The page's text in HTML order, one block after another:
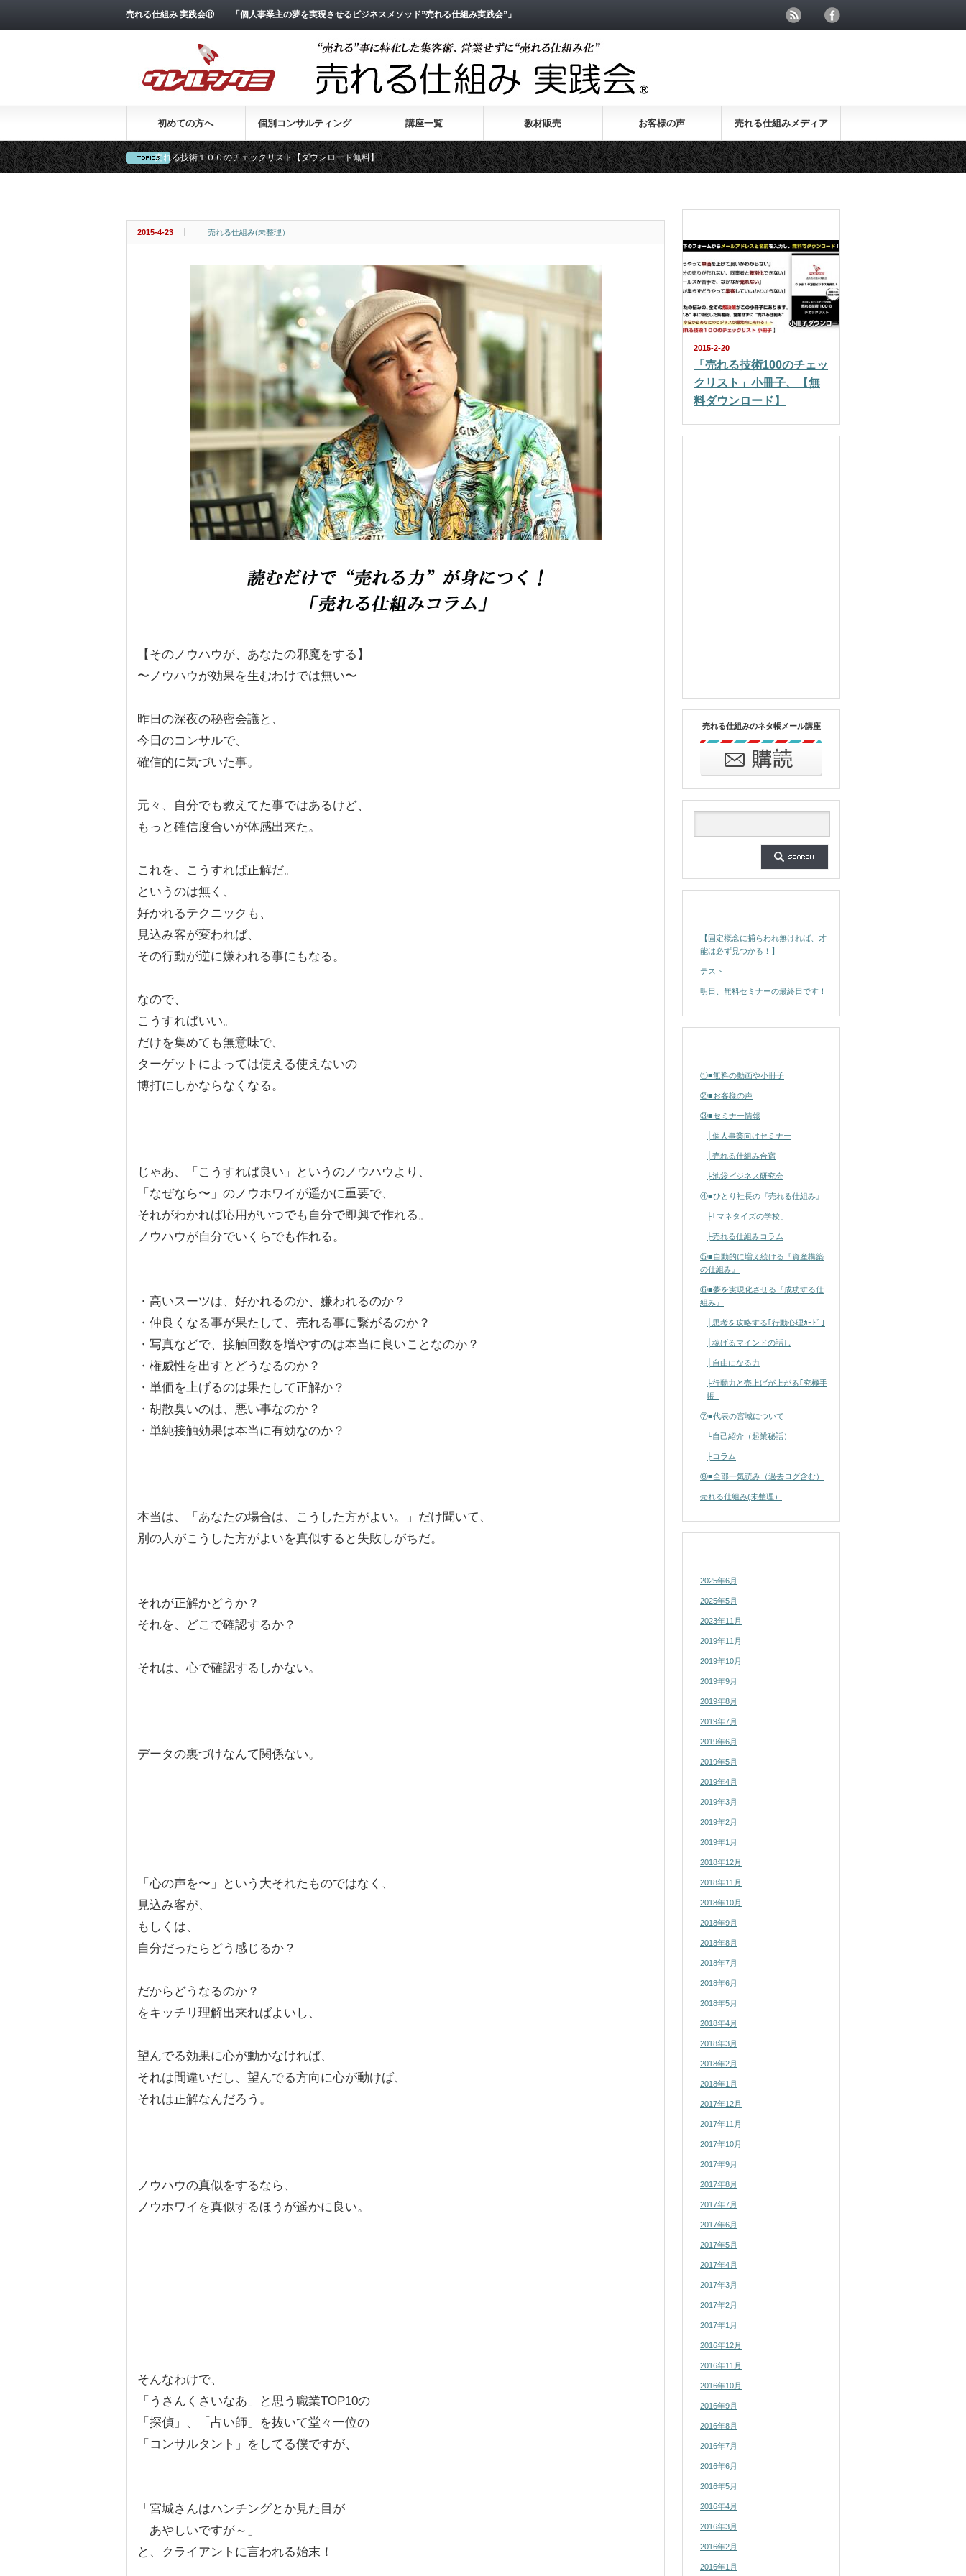
売れる仕組み 実践会Ⓡ 「個人事業主の夢を実現させるビジネスメソッド”売れる仕組み実践会”」
初めての方へ 個別コンサルティング 講座一覧 教材販売 お客様の声 売れる仕組みメディア
売れる技術１００のチェックリスト【ダウンロード無料】
2015-4-23 売れる仕組み(未整理）
【そのノウハウが、あなたの邪魔をする】
〜ノウハウが効果を生むわけでは無い〜
昨日の深夜の秘密会議と、
今日のコンサルで、
確信的に気づいた事。
元々、自分でも教えてた事ではあるけど、
もっと確信度合いが体感出来た。
これを、こうすれば正解だ。
というのは無く、
好かれるテクニックも、
見込み客が変われば、
その行動が逆に嫌われる事にもなる。
なので、
こうすればいい。
だけを集めても無意味で、
ターゲットによっては使える使えないの
博打にしかならなくなる。
じゃあ、「こうすれば良い」というのノウハウより、
「なぜなら〜」のノウホワイが遥かに重要で、
それがわかれば応用がいつでも自分で即興で作れる。
ノウハウが自分でいくらでも作れる。
・高いスーツは、好かれるのか、嫌われるのか？
・仲良くなる事が果たして、売れる事に繋がるのか？
・写真などで、接触回数を増やすのは本当に良いことなのか？
・権威性を出すとどうなるのか？
・単価を上げるのは果たして正解か？
・胡散臭いのは、悪い事なのか？
・単純接触効果は本当に有効なのか？
本当は、「あなたの場合は、こうした方がよい。」だけ聞いて、
別の人がこうした方がよいを真似すると失敗しがちだ。
それが正解かどうか？
それを、どこで確認するか？
それは、心で確認するしかない。
データの裏づけなんて関係ない。
「心の声を〜」という大それたものではなく、
見込み客が、
もしくは、
自分だったらどう感じるか？
だからどうなるのか？
をキッチリ理解出来ればよいし、
望んでる効果に心が動かなければ、
それは間違いだし、望んでる方向に心が動けば、
それは正解なんだろう。
ノウハウの真似をするなら、
ノウホワイを真似するほうが遥かに良い。
そんなわけで、
「うさんくさいなあ」と思う職業TOP10の
「探偵」、「占い師」を抜いて堂々一位の
「コンサルタント」をしてる僕ですが、
「宮城さんはハンチングとか見た目が
あやしいですが～」
と、クライアントに言われる始末！
2015-2-20
「売れる技術100のチェッ
クリスト」小冊子、【無
料ダウンロード】
売れる仕組みのネタ帳メール講座
【固定概念に捕らわれ無ければ、才
能は必ず見つかる！】
テスト
明日、無料セミナーの最終日です！
①■無料の動画や小冊子
②■お客様の声
③■セミナー情報
├個人事業向けセミナー
├売れる仕組み合宿
├池袋ビジネス研究会
④■ひとり社長の『売れる仕組み』
├｢マネタイズの学校」
├売れる仕組みコラム
⑤■自動的に増え続ける『資産構築
の仕組み』
⑥■夢を実現化させる『成功する仕
組み』
├思考を攻略する｢行動心理ｶｰﾄﾞ｣
├稼げるマインドの話し
├自由になる力
├行動力と売上げが上がる｢究極手
帳｣
⑦■代表の宮城について
└自己紹介（起業秘話）
├コラム
⑧■全部一気読み（過去ログ含む）
売れる仕組み(未整理）
2025年6月
2025年5月
2023年11月
2019年11月
2019年10月
2019年9月
2019年8月
2019年7月
2019年6月
2019年5月
2019年4月
2019年3月
2019年2月
2019年1月
2018年12月
2018年11月
2018年10月
2018年9月
2018年8月
2018年7月
2018年6月
2018年5月
2018年4月
2018年3月
2018年2月
2018年1月
2017年12月
2017年11月
2017年10月
2017年9月
2017年8月
2017年7月
2017年6月
2017年5月
2017年4月
2017年3月
2017年2月
2017年1月
2016年12月
2016年11月
2016年10月
2016年9月
2016年8月
2016年7月
2016年6月
2016年5月
2016年4月
2016年3月
2016年2月
2016年1月